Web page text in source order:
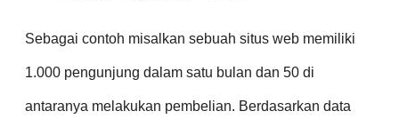
Sebagai contoh misalkan sebuah situs web memiliki
1.000 pengunjung dalam satu bulan dan 50 di
antaranya melakukan pembelian. Berdasarkan data